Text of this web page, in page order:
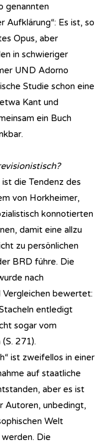
genannten
Aufklärung“: Es ist, so
Opus, aber
in schwieriger
UND Adorno
Studie schon eine
Kant und
ein Buch
die Tendenz des
von Horkheimer,
konnotierten
damit eine allzu
zu persönlichen
BRD führe. Die
nach
Vergleichen bewertet:
entledigt
sogar vom
271).
ist zweifellos in einer
auf staatliche
aber es ist
Autoren, unbedingt,
Welt
Die